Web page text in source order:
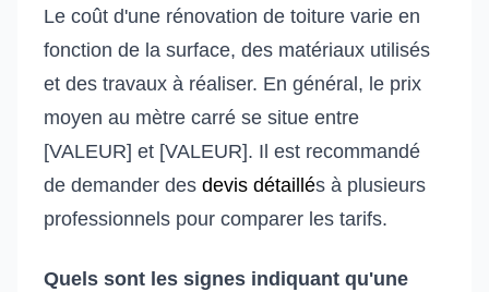
Le coût d'une rénovation de toiture varie en
fonction de la surface, des matériaux utilisés
et des travaux à réaliser. En général, le prix
moyen au mètre carré se situe entre
[VALEUR] et [VALEUR]. Il est recommandé
de demander des devis détaillés à plusieurs
professionnels pour comparer les tarifs.
Quels sont les signes indiquant qu'une